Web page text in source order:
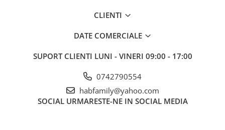
CLIENTI
DATE COMERCIALE
SUPORT CLIENTI LUNI - VINERI 09:00 - 17:00
0742790554
habfamily@yahoo.com
SOCIAL URMARESTE-NE IN SOCIAL MEDIA